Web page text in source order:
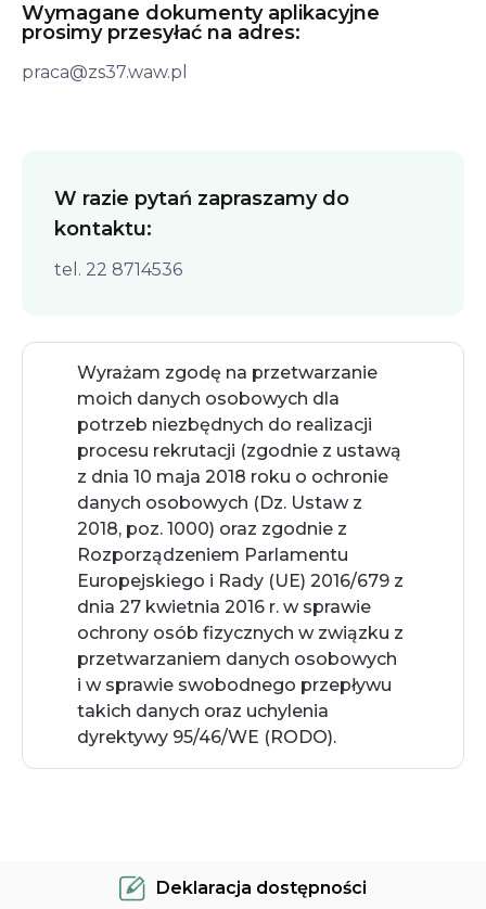
Wymagane dokumenty aplikacyjne
prosimy przesyłać na adres:
praca@zs37.waw.pl
W razie pytań zapraszamy do
kontaktu:
tel. 22 8714536
Wyrażam zgodę na przetwarzanie
moich danych osobowych dla
potrzeb niezbędnych do realizacji
procesu rekrutacji (zgodnie z ustawą
z dnia 10 maja 2018 roku o ochronie
danych osobowych (Dz. Ustaw z
2018, poz. 1000) oraz zgodnie z
Rozporządzeniem Parlamentu
Europejskiego i Rady (UE) 2016/679 z
dnia 27 kwietnia 2016 r. w sprawie
ochrony osób fizycznych w związku z
przetwarzaniem danych osobowych
i w sprawie swobodnego przepływu
takich danych oraz uchylenia
dyrektywy 95/46/WE (RODO).
Deklaracja dostępności